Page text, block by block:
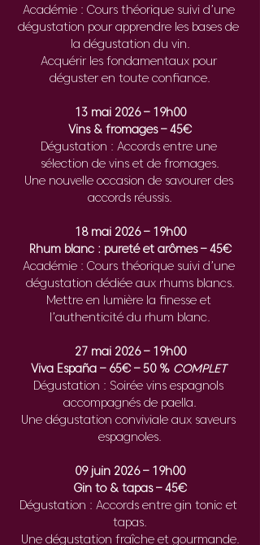
Académie : Cours théorique suivi d’une
dégustation pour apprendre les bases de
la dégustation du vin.
Acquérir les fondamentaux pour
déguster en toute confiance.
13 mai 2026 – 19h00
Vins & fromages – 45€
Dégustation : Accords entre une
sélection de vins et de fromages.
Une nouvelle occasion de savourer des
accords réussis.
18 mai 2026 – 19h00
Rhum blanc : pureté et arômes – 45€
Académie : Cours théorique suivi d’une
dégustation dédiée aux rhums blancs.
Mettre en lumière la finesse et
l’authenticité du rhum blanc.
27 mai 2026 – 19h00
Viva España – 65€ – 50 % COMPLET
Dégustation : Soirée vins espagnols
accompagnés de paella.
Une dégustation conviviale aux saveurs
espagnoles.
09 juin 2026 – 19h00
Gin to & tapas – 45€
Dégustation : Accords entre gin tonic et
tapas.
Une dégustation fraîche et gourmande.